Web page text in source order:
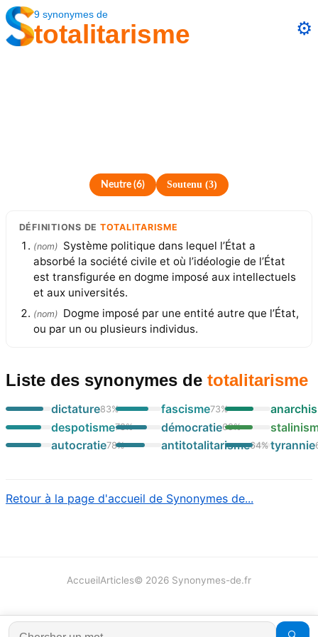
9synonymes de
totalitarisme ⚙️
Neutre(6) Soutenu (3)
DÉFINITIONS DE TOTALITARISME
(nom) Système politique dans lequel l’État a
absorbé la société civile et où l’idéologie de l’État
est transfigurée en dogme imposé aux intellectuels
et aux universités.
(nom) Dogme imposé par une entité autre que l’État,
ou par un ou plusieurs individus.
Liste des synonymes de totalitarisme
dictature83%
despotisme78%
autocratie78%
fascisme73%
démocratie69%
antitotalitarisme64% tyrannie
Retour à la page d'accueil de Synonymes de...
AccueilArticles© 2026 Synonymes-de.fr